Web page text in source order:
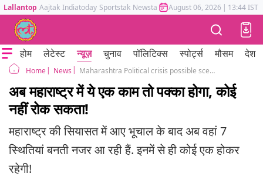
Lallantop Aajtak Indiatoday Sportstak Newstak Mumbai Tak Astrotak
August 06, 2026 | 13:44 IST
होम लेटेस्ट न्यूज़ चुनाव पॉलिटिक्स स्पोर्ट्स मौसम देश
Home News Maharashtra Political crisis possible scenarios after Shiv Sena Eknath Shinde revolt
अब महाराष्ट्र में ये एक काम तो पक्का होगा, कोई
नहीं रोक सकता!
महाराष्ट्र की सियासत में आए भूचाल के बाद अब वहां 7
स्थितियां बनती नजर आ रही हैं. इनमें से ही कोई एक होकर
रहेगी!